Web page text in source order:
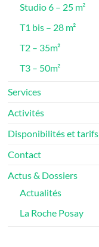
Studio 6 – 25 m²
T1 bis – 28 m²
T2 – 35m²
T3 – 50m²
Services
Activités
Disponibilités et tarifs
Contact
Actus & Dossiers
Actualités
La Roche Posay